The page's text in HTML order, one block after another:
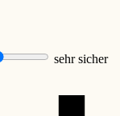
sehr sicher